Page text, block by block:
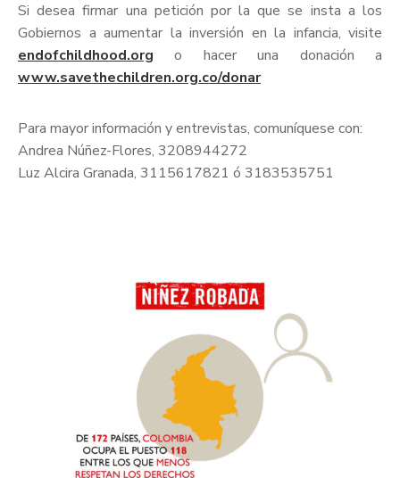
Si desea firmar una petición por la que se insta a los
Gobiernos a aumentar la inversión en la infancia, visite
endofchildhood.org o hacer una donación a
www.savethechildren.org.co/donar
Para mayor información y entrevistas, comuníquese con:
Andrea Núñez-Flores, 3208944272
Luz Alcira Granada, 3115617821 ó 3183535751